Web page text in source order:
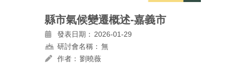
縣市氣候變遷概述-嘉義市
發表日期： 2026-01-29
研討會名稱： 無
作者： 劉曉薇